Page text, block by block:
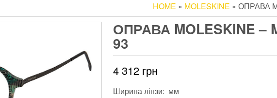
HOME » MOLESKINE » ОПРАВА
ОПРАВА MOLESKINE –
93
4 312 грн
Ширина лінзи: мм